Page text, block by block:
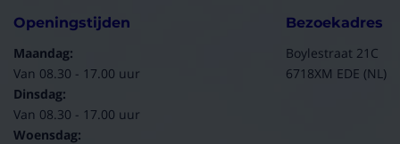
Openingstijden
Maandag:
Van 08.30 - 17.00 uur
Dinsdag:
Van 08.30 - 17.00 uur
Woensdag:
Bezoekadres
Boylestraat 21C
6718XM EDE (NL)